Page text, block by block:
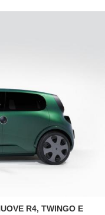
R4, TWINGO E